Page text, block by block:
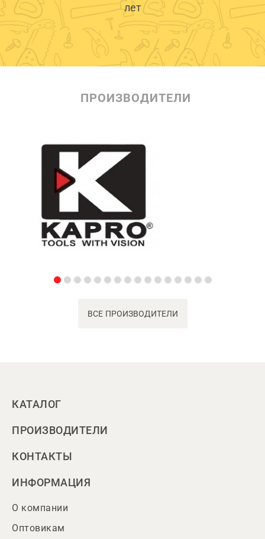
лет
ПРОИЗВОДИТЕЛИ
ВСЕ ПРОИЗВОДИТЕЛИ
КАТАЛОГ
ПРОИЗВОДИТЕЛИ
КОНТАКТЫ
ИНФОРМАЦИЯ
О компании
Оптовикам